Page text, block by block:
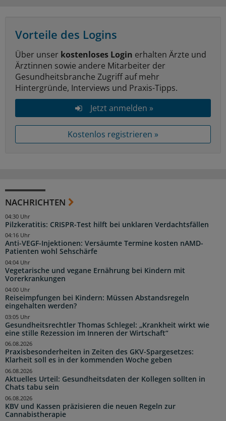
Vorteile des Logins
Über unser kostenloses Login erhalten Ärzte und
Ärztinnen sowie andere Mitarbeiter der
Gesundheitsbranche Zugriff auf mehr
Hintergründe, Interviews und Praxis-Tipps.
Jetzt anmelden »
Kostenlos registrieren »
NACHRICHTEN
Pilzkeratitis: CRISPR-Test hilft bei unklaren Verdachtsfällen
04:30 Uhr
Anti-VEGF-Injektionen: Versäumte Termine kosten nAMD-
Patienten wohl Sehschärfe
04:16 Uhr
Vegetarische und vegane Ernährung bei Kindern mit
Vorerkrankungen
04:04 Uhr
Reiseimpfungen bei Kindern: Müssen Abstandsregeln
eingehalten werden?
04:00 Uhr
Gesundheitsrechtler Thomas Schlegel: „Krankheit wirkt wie
eine stille Rezession im Inneren der Wirtschaft“
03:05 Uhr
Praxisbesonderheiten in Zeiten des GKV-Spargesetzes:
Klarheit soll es in der kommenden Woche geben
06.08.2026
Aktuelles Urteil: Gesundheitsdaten der Kollegen sollten in
Chats tabu sein
06.08.2026
KBV und Kassen präzisieren die neuen Regeln zur
Cannabistherapie
06.08.2026